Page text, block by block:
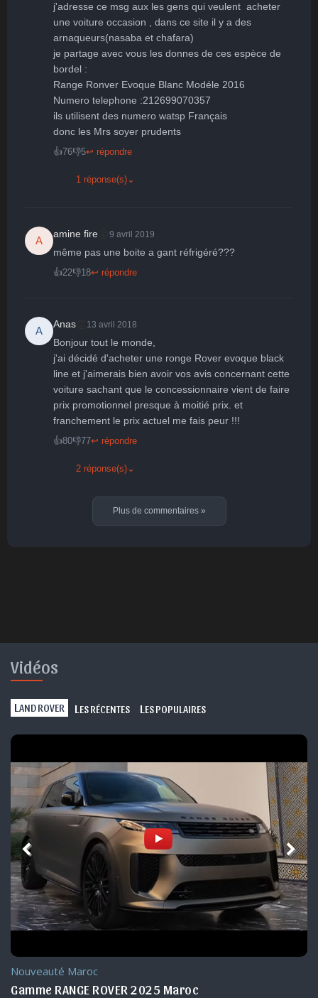
j'adresse ce msg aux les gens qui veulent  acheter
une voiture occasion , dans ce site il y a des
arnaqueurs(nasaba et chafara)
je partage avec vous les donnes de ces espèce de
bordel :
Range Ronver Evoque Blanc Modéle 2016
Numero telephone :212699070357
ils utilisent des numero watsp Français
👍76👎5↩ répondre
1 réponse(s) ⌄
A
amine fire 9 avril 2019
même pas une boite a gant réfrigéré???
👍22👎18↩ répondre
A
Anas 13 avril 2018
Bonjour tout le monde,
j'ai décidé d'acheter une ronge Rover evoque black
line et j'aimerais bien avoir vos avis concernant cette
voiture sachant que le concessionnaire vient de faire
prix promotionnel presque à moitié prix. et
franchement le prix actuel me fais peur !!!
👍80👎77↩ répondre
2 réponse(s) ⌄
Plus de commentaires »
Vidéos
L AND ROVER L ES RÉCENTES L ES POPULAIRES
Nouveauté Maroc
Gamme RANGE ROVER 2025 Maroc